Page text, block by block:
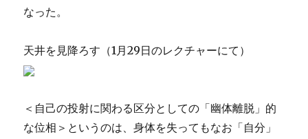
なった。
天井を見降ろす（1月29日のレクチャーにて）
＜自己の投射に関わる区分としての「幽体離脱」的
な位相＞というのは、身体を失ってもなお「自分」